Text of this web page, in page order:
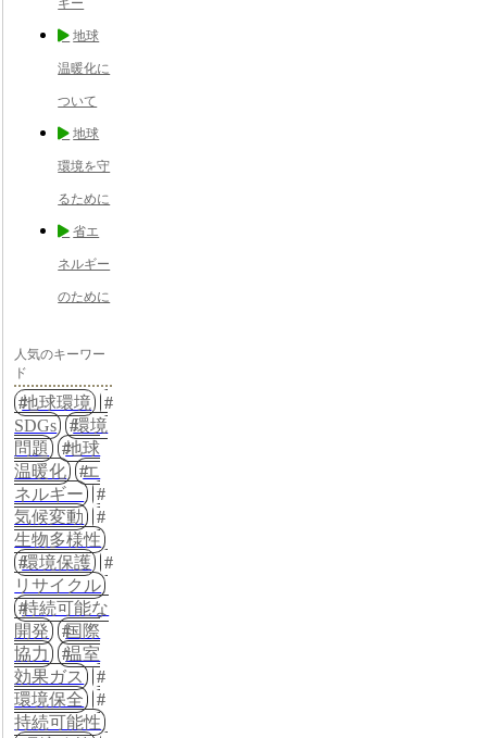
地球
温暖化に
ついて
地球
環境を守
るために
省エ
ネルギー
のために
人気のキーワー
ド
地球環境
SDGs
環境
問題
地球
温暖化
エ
ネルギー
気候変動
生物多様性
環境保護
リサイクル
持続可能な
開発
国際
協力
温室
効果ガス
環境保全
持続可能性